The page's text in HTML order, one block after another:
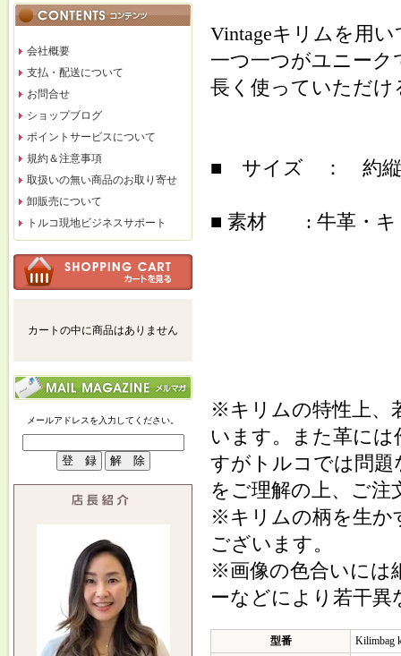
会社概要
支払・配送について
お問合せ
ショップブログ
ポイントサービスについて
規約＆注意事項
取扱いの無い商品のお取り寄せ
卸販売について
トルコ現地ビジネスサポート
カートの中に商品はありません
メールアドレスを入力してください。
Vintageキリムを用
一つ一つがユニー
長く使っていただ
■ サイズ ： 約縦
■ 素材 : 牛革・キ
※キリムの特性上、
います。また革に
すがトルコでは問
をご理解の上、ご
※キリムの柄を生か
ございます。
※画像の色合いには
ーなどにより若干
型番
Kilimbag